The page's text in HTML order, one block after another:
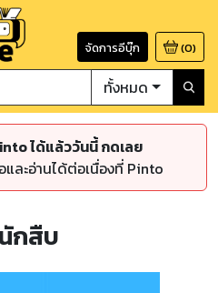
จัดการอีบุ๊ก (0)
ทั้งหมด
ได้แล้ววันนี้ กดเลย
ละอ่านได้ต่อเนื่องที่ Pinto
กสืบ